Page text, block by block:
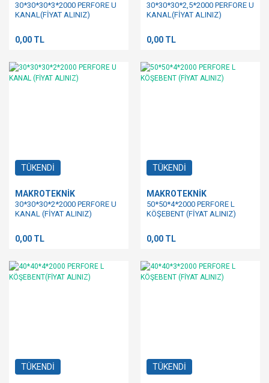
30*30*30*3*2000 PERFORE U
KANAL(FİYAT ALINIZ)
0,00 TL
30*30*30*2,5*2000 PERFORE U
KANAL(FİYAT ALINIZ)
0,00 TL
TÜKENDİ
MAKROTEKNİK
30*30*30*2*2000 PERFORE U
KANAL (FİYAT ALINIZ)
0,00 TL
TÜKENDİ
MAKROTEKNİK
50*50*4*2000 PERFORE L
KÖŞEBENT (FİYAT ALINIZ)
0,00 TL
TÜKENDİ TÜKENDİ